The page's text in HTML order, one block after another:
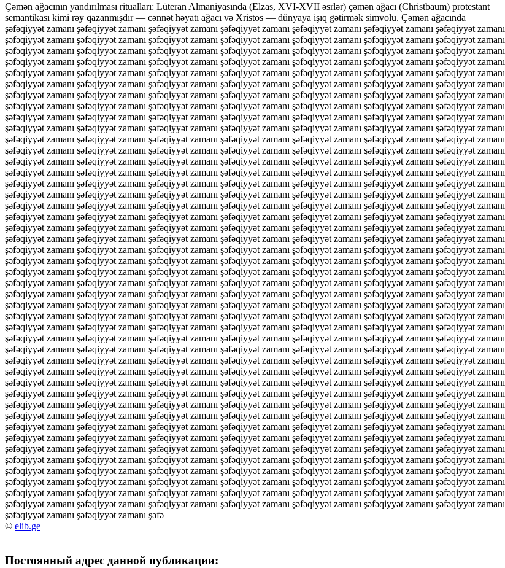
Çəmən ağacının yandırılması ritualları: Lüteran Almaniyasında (Elzas, XVI-XVII əsrlər) çəmən ağacı (Christbaum) protestant
semantikası kimi rəy qazanmışdır — cənnət həyatı ağacı və Xristos — dünyaya işıq gətirmək simvolu. Çəmən ağacında
şəfəqiyyət zamanı şəfəqiyyət zamanı şəfəqiyyət zamanı şəfəqiyyət zamanı şəfəqiyyət zamanı şəfəqiyyət zamanı şəfəqiyyət zamanı
şəfəqiyyət zamanı şəfəqiyyət zamanı şəfəqiyyət zamanı şəfəqiyyət zamanı şəfəqiyyət zamanı şəfəqiyyət zamanı şəfəqiyyət zamanı
şəfəqiyyət zamanı şəfəqiyyət zamanı şəfəqiyyət zamanı şəfəqiyyət zamanı şəfəqiyyət zamanı şəfəqiyyət zamanı şəfəqiyyət zamanı
şəfəqiyyət zamanı şəfəqiyyət zamanı şəfəqiyyət zamanı şəfəqiyyət zamanı şəfəqiyyət zamanı şəfəqiyyət zamanı şəfəqiyyət zamanı
şəfəqiyyət zamanı şəfəqiyyət zamanı şəfəqiyyət zamanı şəfəqiyyət zamanı şəfəqiyyət zamanı şəfəqiyyət zamanı şəfəqiyyət zamanı
şəfəqiyyət zamanı şəfəqiyyət zamanı şəfəqiyyət zamanı şəfəqiyyət zamanı şəfəqiyyət zamanı şəfəqiyyət zamanı şəfəqiyyət zamanı
şəfəqiyyət zamanı şəfəqiyyət zamanı şəfəqiyyət zamanı şəfəqiyyət zamanı şəfəqiyyət zamanı şəfəqiyyət zamanı şəfəqiyyət zamanı
şəfəqiyyət zamanı şəfəqiyyət zamanı şəfəqiyyət zamanı şəfəqiyyət zamanı şəfəqiyyət zamanı şəfəqiyyət zamanı şəfəqiyyət zamanı
şəfəqiyyət zamanı şəfəqiyyət zamanı şəfəqiyyət zamanı şəfəqiyyət zamanı şəfəqiyyət zamanı şəfəqiyyət zamanı şəfəqiyyət zamanı
şəfəqiyyət zamanı şəfəqiyyət zamanı şəfəqiyyət zamanı şəfəqiyyət zamanı şəfəqiyyət zamanı şəfəqiyyət zamanı şəfəqiyyət zamanı
şəfəqiyyət zamanı şəfəqiyyət zamanı şəfəqiyyət zamanı şəfəqiyyət zamanı şəfəqiyyət zamanı şəfəqiyyət zamanı şəfəqiyyət zamanı
şəfəqiyyət zamanı şəfəqiyyət zamanı şəfəqiyyət zamanı şəfəqiyyət zamanı şəfəqiyyət zamanı şəfəqiyyət zamanı şəfəqiyyət zamanı
şəfəqiyyət zamanı şəfəqiyyət zamanı şəfəqiyyət zamanı şəfəqiyyət zamanı şəfəqiyyət zamanı şəfəqiyyət zamanı şəfəqiyyət zamanı
şəfəqiyyət zamanı şəfəqiyyət zamanı şəfəqiyyət zamanı şəfəqiyyət zamanı şəfəqiyyət zamanı şəfəqiyyət zamanı şəfəqiyyət zamanı
şəfəqiyyət zamanı şəfəqiyyət zamanı şəfəqiyyət zamanı şəfəqiyyət zamanı şəfəqiyyət zamanı şəfəqiyyət zamanı şəfəqiyyət zamanı
şəfəqiyyət zamanı şəfəqiyyət zamanı şəfəqiyyət zamanı şəfəqiyyət zamanı şəfəqiyyət zamanı şəfəqiyyət zamanı şəfəqiyyət zamanı
şəfəqiyyət zamanı şəfəqiyyət zamanı şəfəqiyyət zamanı şəfəqiyyət zamanı şəfəqiyyət zamanı şəfəqiyyət zamanı şəfəqiyyət zamanı
şəfəqiyyət zamanı şəfəqiyyət zamanı şəfəqiyyət zamanı şəfəqiyyət zamanı şəfəqiyyət zamanı şəfəqiyyət zamanı şəfəqiyyət zamanı
şəfəqiyyət zamanı şəfəqiyyət zamanı şəfəqiyyət zamanı şəfəqiyyət zamanı şəfəqiyyət zamanı şəfəqiyyət zamanı şəfəqiyyət zamanı
şəfəqiyyət zamanı şəfəqiyyət zamanı şəfəqiyyət zamanı şəfəqiyyət zamanı şəfəqiyyət zamanı şəfəqiyyət zamanı şəfəqiyyət zamanı
şəfəqiyyət zamanı şəfəqiyyət zamanı şəfəqiyyət zamanı şəfəqiyyət zamanı şəfəqiyyət zamanı şəfəqiyyət zamanı şəfəqiyyət zamanı
şəfəqiyyət zamanı şəfəqiyyət zamanı şəfəqiyyət zamanı şəfəqiyyət zamanı şəfəqiyyət zamanı şəfəqiyyət zamanı şəfəqiyyət zamanı
şəfəqiyyət zamanı şəfəqiyyət zamanı şəfəqiyyət zamanı şəfəqiyyət zamanı şəfəqiyyət zamanı şəfəqiyyət zamanı şəfəqiyyət zamanı
şəfəqiyyət zamanı şəfəqiyyət zamanı şəfəqiyyət zamanı şəfəqiyyət zamanı şəfəqiyyət zamanı şəfəqiyyət zamanı şəfəqiyyət zamanı
şəfəqiyyət zamanı şəfəqiyyət zamanı şəfəqiyyət zamanı şəfəqiyyət zamanı şəfəqiyyət zamanı şəfəqiyyət zamanı şəfəqiyyət zamanı
şəfəqiyyət zamanı şəfəqiyyət zamanı şəfəqiyyət zamanı şəfəqiyyət zamanı şəfəqiyyət zamanı şəfəqiyyət zamanı şəfəqiyyət zamanı
şəfəqiyyət zamanı şəfəqiyyət zamanı şəfəqiyyət zamanı şəfəqiyyət zamanı şəfəqiyyət zamanı şəfəqiyyət zamanı şəfəqiyyət zamanı
şəfəqiyyət zamanı şəfəqiyyət zamanı şəfəqiyyət zamanı şəfəqiyyət zamanı şəfəqiyyət zamanı şəfəqiyyət zamanı şəfəqiyyət zamanı
şəfəqiyyət zamanı şəfəqiyyət zamanı şəfəqiyyət zamanı şəfəqiyyət zamanı şəfəqiyyət zamanı şəfəqiyyət zamanı şəfəqiyyət zamanı
şəfəqiyyət zamanı şəfəqiyyət zamanı şəfəqiyyət zamanı şəfəqiyyət zamanı şəfəqiyyət zamanı şəfəqiyyət zamanı şəfəqiyyət zamanı
şəfəqiyyət zamanı şəfəqiyyət zamanı şəfəqiyyət zamanı şəfəqiyyət zamanı şəfəqiyyət zamanı şəfəqiyyət zamanı şəfəqiyyət zamanı
şəfəqiyyət zamanı şəfəqiyyət zamanı şəfəqiyyət zamanı şəfəqiyyət zamanı şəfəqiyyət zamanı şəfəqiyyət zamanı şəfəqiyyət zamanı
şəfəqiyyət zamanı şəfəqiyyət zamanı şəfəqiyyət zamanı şəfəqiyyət zamanı şəfəqiyyət zamanı şəfəqiyyət zamanı şəfəqiyyət zamanı
şəfəqiyyət zamanı şəfəqiyyət zamanı şəfəqiyyət zamanı şəfəqiyyət zamanı şəfəqiyyət zamanı şəfəqiyyət zamanı şəfəqiyyət zamanı
şəfəqiyyət zamanı şəfəqiyyət zamanı şəfəqiyyət zamanı şəfəqiyyət zamanı şəfəqiyyət zamanı şəfəqiyyət zamanı şəfəqiyyət zamanı
şəfəqiyyət zamanı şəfəqiyyət zamanı şəfəqiyyət zamanı şəfəqiyyət zamanı şəfəqiyyət zamanı şəfəqiyyət zamanı şəfəqiyyət zamanı
şəfəqiyyət zamanı şəfəqiyyət zamanı şəfəqiyyət zamanı şəfəqiyyət zamanı şəfəqiyyət zamanı şəfəqiyyət zamanı şəfəqiyyət zamanı
şəfəqiyyət zamanı şəfəqiyyət zamanı şəfəqiyyət zamanı şəfəqiyyət zamanı şəfəqiyyət zamanı şəfəqiyyət zamanı şəfəqiyyət zamanı
şəfəqiyyət zamanı şəfəqiyyət zamanı şəfəqiyyət zamanı şəfəqiyyət zamanı şəfəqiyyət zamanı şəfəqiyyət zamanı şəfəqiyyət zamanı
şəfəqiyyət zamanı şəfəqiyyət zamanı şəfəqiyyət zamanı şəfəqiyyət zamanı şəfəqiyyət zamanı şəfəqiyyət zamanı şəfəqiyyət zamanı
şəfəqiyyət zamanı şəfəqiyyət zamanı şəfəqiyyət zamanı şəfəqiyyət zamanı şəfəqiyyət zamanı şəfəqiyyət zamanı şəfəqiyyət zamanı
şəfəqiyyət zamanı şəfəqiyyət zamanı şəfəqiyyət zamanı şəfəqiyyət zamanı şəfəqiyyət zamanı şəfəqiyyət zamanı şəfəqiyyət zamanı
şəfəqiyyət zamanı şəfəqiyyət zamanı şəfəqiyyət zamanı şəfəqiyyət zamanı şəfəqiyyət zamanı şəfəqiyyət zamanı şəfəqiyyət zamanı
şəfəqiyyət zamanı şəfəqiyyət zamanı şəfəqiyyət zamanı şəfəqiyyət zamanı şəfəqiyyət zamanı şəfəqiyyət zamanı şəfəqiyyət zamanı
şəfəqiyyət zamanı şəfəqiyyət zamanı şəfə
© elib.ge
Постоянный адрес данной публикации: